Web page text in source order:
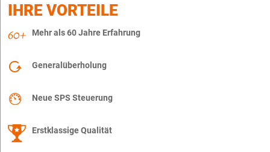
IHRE VORTEILE
Mehr als 60 Jahre Erfahrung
Generalüberholung
Neue SPS Steuerung
Erstklassige Qualität